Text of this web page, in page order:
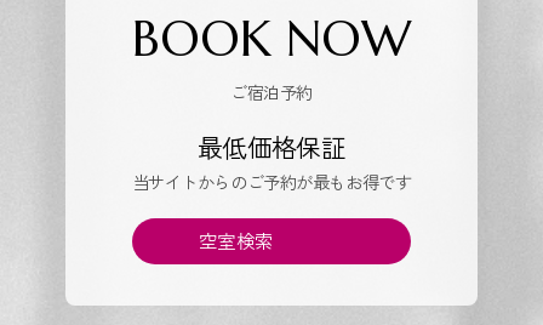
BOOK NOW
ご宿泊予約
最低価格保証
当サイトからのご予約が最もお得です
空室検索